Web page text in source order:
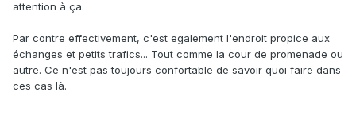
attention à ça.
Par contre effectivement, c'est egalement l'endroit propice aux
échanges et petits trafics... Tout comme la cour de promenade ou
autre. Ce n'est pas toujours confortable de savoir quoi faire dans
ces cas là.